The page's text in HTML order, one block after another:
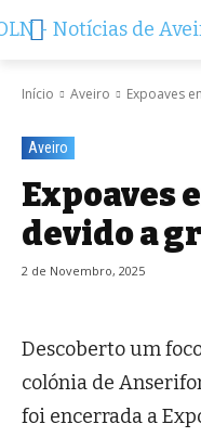
Início Aveiro Expoaves
Aveiro
Expoaves
devido a
2 de Novembro, 2025
Descoberto um
colónia de
foi encerrada a